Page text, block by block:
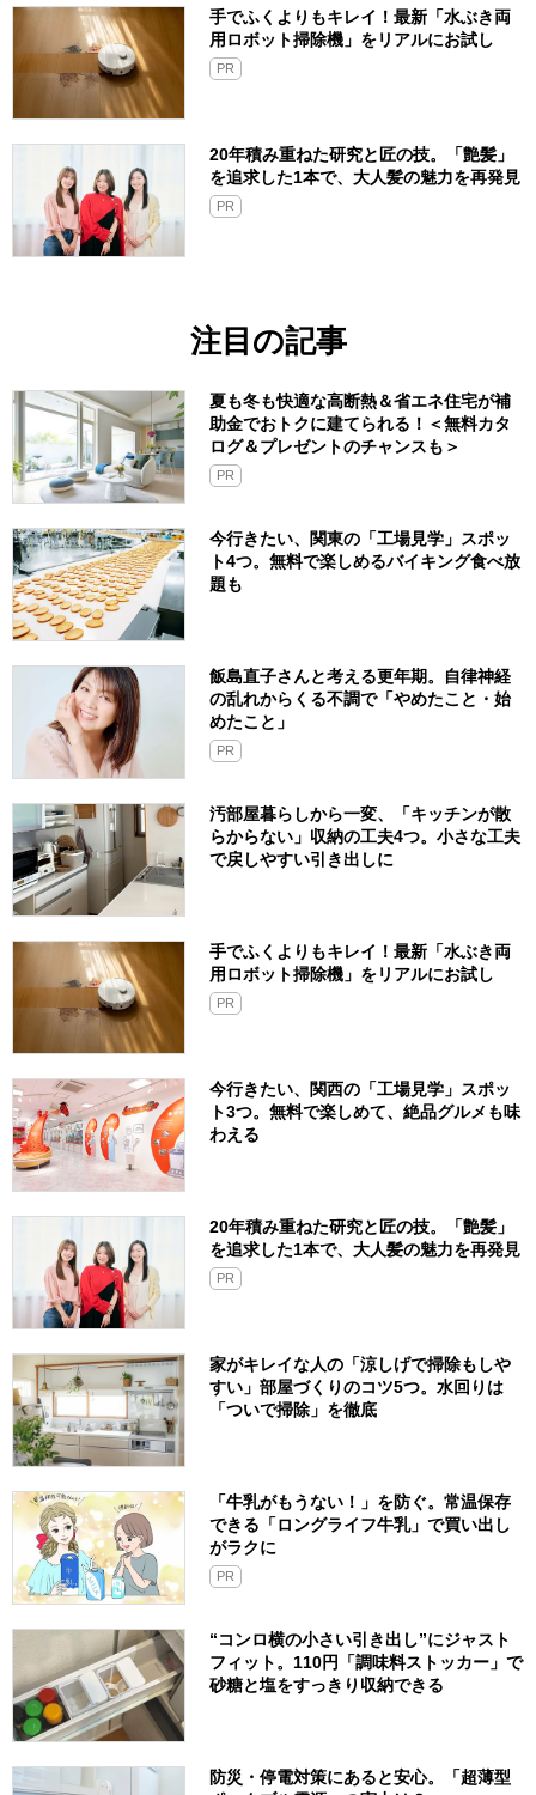
手でふくよりもキレイ！最新「水ぶき両
用ロボット掃除機」をリアルにお試し
PR
20年積み重ねた研究と匠の技。「艶髪」
を追求した1本で、大人髪の魅力を再発見
PR
注目の記事
夏も冬も快適な高断熱＆省エネ住宅が補
助金でおトクに建てられる！＜無料カタ
ログ＆プレゼントのチャンスも＞
PR
今行きたい、関東の「工場見学」スポッ
ト4つ。無料で楽しめるバイキング食べ放
題も
飯島直子さんと考える更年期。自律神経
の乱れからくる不調で「やめたこと・始
めたこと」
PR
汚部屋暮らしから一変、「キッチンが散
らからない」収納の工夫4つ。小さな工夫
で戻しやすい引き出しに
手でふくよりもキレイ！最新「水ぶき両
用ロボット掃除機」をリアルにお試し
PR
今行きたい、関西の「工場見学」スポッ
ト3つ。無料で楽しめて、絶品グルメも味
わえる
20年積み重ねた研究と匠の技。「艶髪」
を追求した1本で、大人髪の魅力を再発見
PR
家がキレイな人の「涼しげで掃除もしや
すい」部屋づくりのコツ5つ。水回りは
「ついで掃除」を徹底
「牛乳がもうない！」を防ぐ。常温保存
できる「ロングライフ牛乳」で買い出し
がラクに
PR
“コンロ横の小さい引き出し”にジャスト
フィット。110円「調味料ストッカー」で
砂糖と塩をすっきり収納できる
防災・停電対策にあると安心。「超薄型